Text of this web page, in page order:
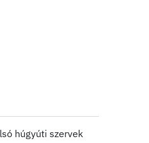
húgyúti szervek